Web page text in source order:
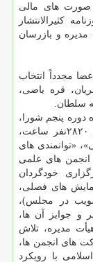
صورت های مالی
كثیرالانتشار
و بازرسان
مجدداً انتخاب
قره یاضی،
سلطان.
پنجم شورا،
تشكیل ۱۴۱جلسه هیأت مدیره شورا با بیش از ۲۸۲۰نفر ساعت،
«توانمندی های
انجمن های علمی
خودگردان
های فصلی،
در مجلس)،
و جوایز آن ها،
مدیره، تلاش
های انجمن ها،
با رویكرد